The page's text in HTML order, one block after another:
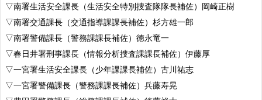
▽南署生活安全課長（生活安全特別捜査隊隊長補佐）岡崎正樹
▽南署交通課長（交通指導課課長補佐）杉方雄一郎
▽南署警備課長（警務課課長補佐）徳永竜一
▽春日井署刑事課長（情報分析捜査課課長補佐）伊藤厚
▽一宮署生活安全課長（少年課課長補佐）古川祐志
▽一宮署警備課長（警務課課長補佐）兵藤寿晃